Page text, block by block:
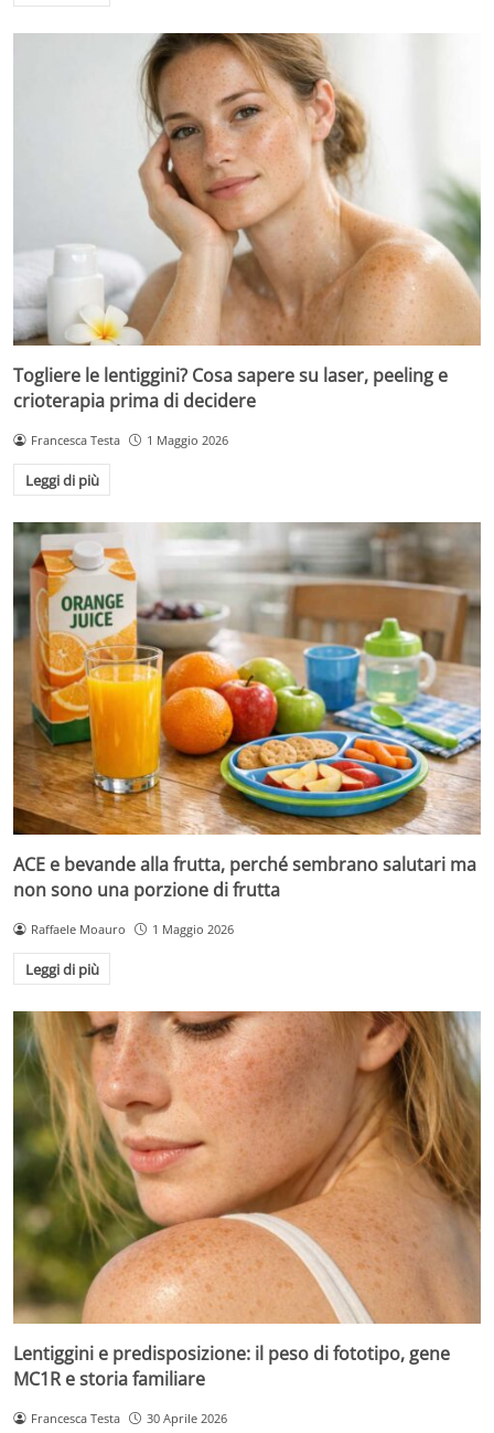
Togliere le lentiggini? Cosa sapere su laser, peeling e
crioterapia prima di decidere
Francesca Testa 1 Maggio 2026
Leggi di più
ACE e bevande alla frutta, perché sembrano salutari ma
non sono una porzione di frutta
Raffaele Moauro 1 Maggio 2026
Leggi di più
Lentiggini e predisposizione: il peso di fototipo, gene
MC1R e storia familiare
Francesca Testa 30 Aprile 2026